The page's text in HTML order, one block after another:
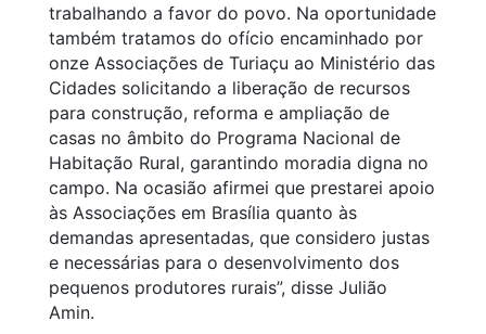
trabalhando a favor do povo. Na oportunidade
também tratamos do ofício encaminhado por
onze Associações de Turiaçu ao Ministério das
Cidades solicitando a liberação de recursos
para construção, reforma e ampliação de
casas no âmbito do Programa Nacional de
Habitação Rural, garantindo moradia digna no
campo. Na ocasião afirmei que prestarei apoio
às Associações em Brasília quanto às
demandas apresentadas, que considero justas
e necessárias para o desenvolvimento dos
pequenos produtores rurais”, disse Julião
Amin.